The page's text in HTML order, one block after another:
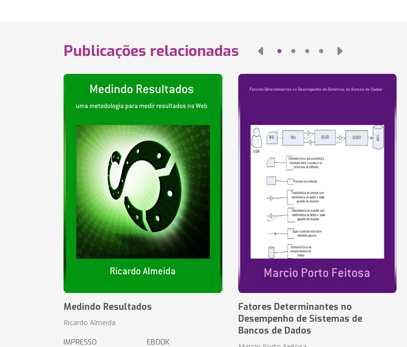
Publicações relacionadas
Medindo Resultados
Ricardo Almeida
IMPRESSO EBOOK
Fatores Determinantes no
Desempenho de Sistemas de
Bancos de Dados